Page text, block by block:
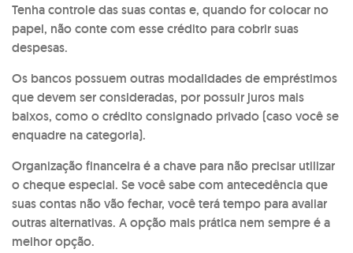
Tenha controle das suas contas e, quando for colocar no
papel, não conte com esse crédito para cobrir suas
despesas.
Os bancos possuem outras modalidades de empréstimos
que devem ser consideradas, por possuir juros mais
baixos, como o crédito consignado privado (caso você se
enquadre na categoria).
Organização financeira é a chave para não precisar utilizar
o cheque especial. Se você sabe com antecedência que
suas contas não vão fechar, você terá tempo para avaliar
outras alternativas. A opção mais prática nem sempre é a
melhor opção.